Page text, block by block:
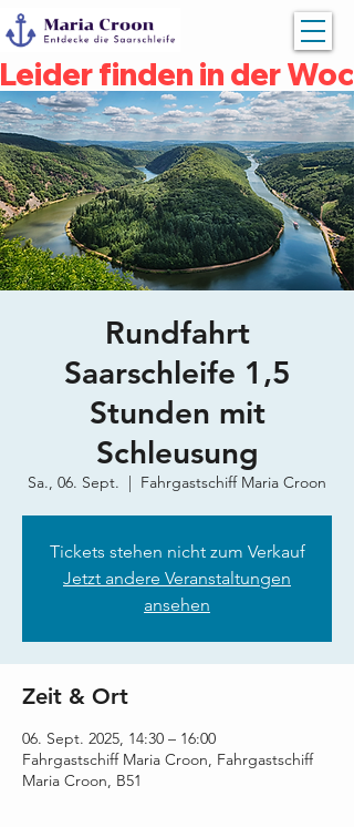
Leider finden in der
Rundfahrt
Saarschleife 1,5
Stunden mit
Schleusung
Sa., 06. Sept.
  |
Fahrgastschiff Maria Croon
Tickets stehen nicht zum Verkauf
Jetzt andere Veranstaltungen
ansehen
Zeit & Ort
06. Sept. 2025, 14:30 – 16:00
Fahrgastschiff Maria Croon, Fahrgastschiff
Maria Croon, B51